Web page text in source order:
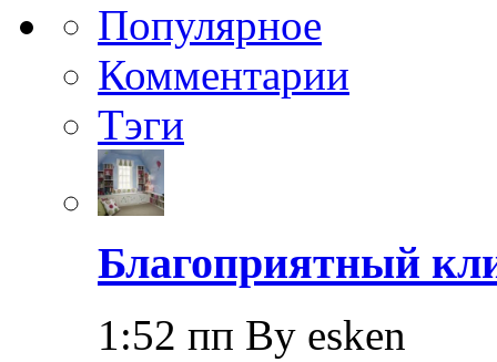
Популярное
Комментарии
Тэги
Благоприятный
1:52 пп By esken